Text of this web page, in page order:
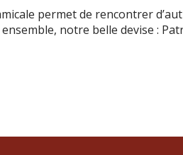
permet de rencontrer
, notre belle devise :